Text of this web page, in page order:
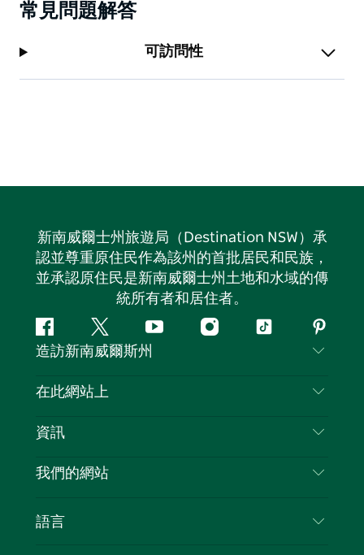
常見問題解答
可訪問性
新南威爾士州旅遊局（Destination NSW）承
認並尊重原住民作為該州的首批居民和民族，
並承認原住民是新南威爾士州土地和水域的傳
統所有者和居住者。
Facebook嘰
嘰
喳
Youtube Instagram
抖
造訪新南威爾斯州
聯絡我們
隱私
Cookie 通知
在此網站上
目的地
新南威爾斯州公路旅行
活動
資訊
旅行資訊
新南威爾斯的商業
我們的網站
語言